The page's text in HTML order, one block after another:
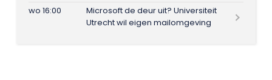
wo 16:00
Microsoft de deur uit? Universiteit
Utrecht wil eigen mailomgeving